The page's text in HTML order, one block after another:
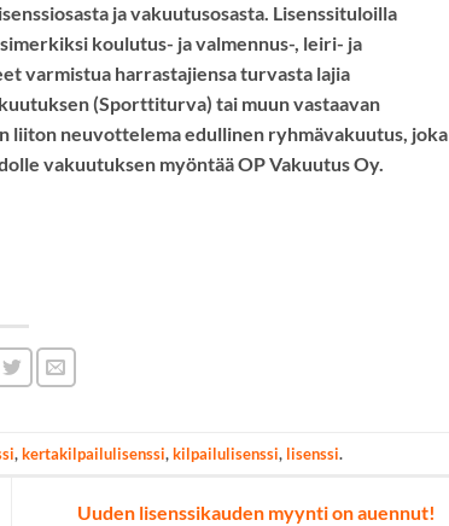
ja vakuutusosasta. Lisenssituloilla
koulutus- ja valmennus-, leiri- ja
varmistua harrastajiensa turvasta lajia
(Sporttiturva) tai muun vastaavan
liiton neuvottelema edullinen ryhmävakuutus, joka
vakuutuksen myöntää OP Vakuutus Oy.
,kertakilpailulisenssi,kilpailulisenssi, lisenssi.
Uuden lisenssikauden myynti on auennut!